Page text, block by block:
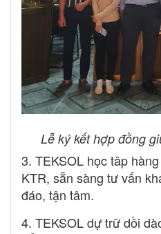
Lễ ký kết hợp đồng
3. TEKSOL học tâp
KTR, sẵn sàng tư vấn
đáo, tận tâm.
4. TEKSOL dự trữ dồi